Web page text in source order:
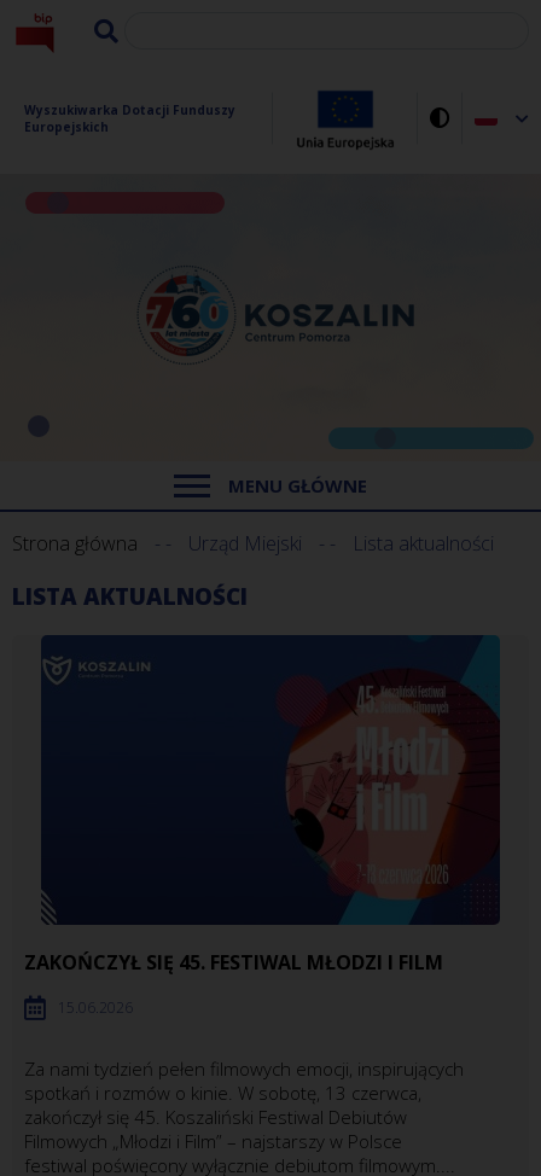
Wyszukiwarka Dotacji Funduszy
Europejskich
MENU GŁÓWNE
Strona główna Urząd Miejski Lista aktualności
LISTA AKTUALNOŚCI
ZAKOŃCZYŁ SIĘ 45. FESTIWAL MŁODZI I FILM
15.06.2026
Za nami tydzień pełen filmowych emocji, inspirujących
spotkań i rozmów o kinie. W sobotę, 13 czerwca,
zakończył się 45. Koszaliński Festiwal Debiutów
Filmowych „Młodzi i Film” – najstarszy w Polsce
festiwal poświęcony wyłącznie debiutom filmowym....